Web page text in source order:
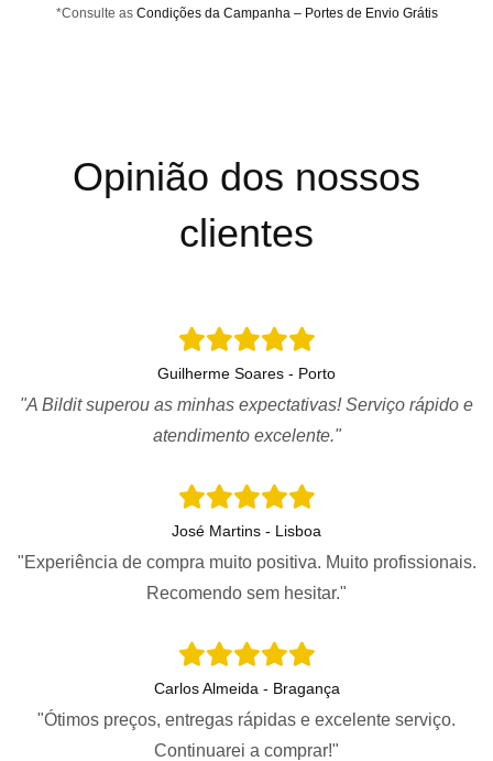
*Consulte as Condições da Campanha – Portes de Envio Grátis
Opinião dos nossos
clientes
Guilherme Soares - Porto
"A Bildit superou as minhas expectativas! Serviço rápido e
atendimento excelente."
José Martins - Lisboa
"Experiência de compra muito positiva. Muito profissionais.
Recomendo sem hesitar."
Carlos Almeida - Bragança
"Ótimos preços, entregas rápidas e excelente serviço.
Continuarei a comprar!"